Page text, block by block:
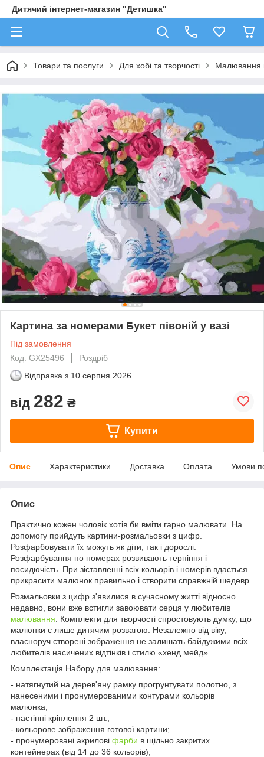
Дитячий інтернет-магазин "Детишка"
Товари та послуги Для хобі та творчості Малювання
Картина за номерами Букет півоній у вазі
Під замовлення
Код: GX25496
Роздріб
Відправка з 10 серпня 2026
від 282 ₴
Купити
Опис Характеристики Доставка Оплата Умови
Опис
Практично кожен чоловік хотів би вміти гарно малювати. На
допомогу прийдуть картини-розмальовки з цифр.
Розфарбовувати їх можуть як діти, так і дорослі.
Розфарбування по номерах розвивають терпіння і
посидючість. При зіставленні всіх кольорів і номерів вдасться
прикрасити малюнок правильно і створити справжній шедевр.
Розмальовки з цифр з'явилися в сучасному житті відносно
недавно, вони вже встигли завоювати серця у любителів
малювання . Комплекти для творчості спростовують думку, що
малюнки є лише дитячим розвагою. Незалежно від віку,
власноруч створені зображення не залишать байдужими всіх
любителів насичених відтінків і стилю «хенд мейд».
Комплектація Набору для малювання:
- натягнутий на дерев'яну рамку прогрунтувати полотно, з
нанесеними і пронумерованими контурами кольорів
малюнка;
- настінні кріплення 2 шт.;
- кольорове зображення готової картини;
- пронумеровані акрилові фарби в щільно закритих
контейнерах (від 14 до 36 кольорів);